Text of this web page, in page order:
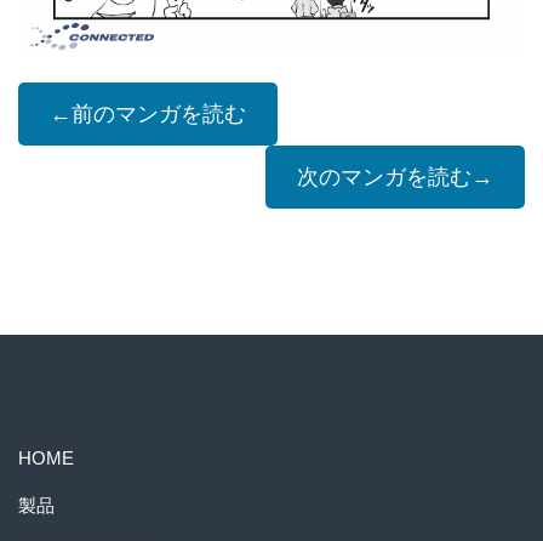
←前のマンガを読む
次のマンガを読む→
HOME
製品